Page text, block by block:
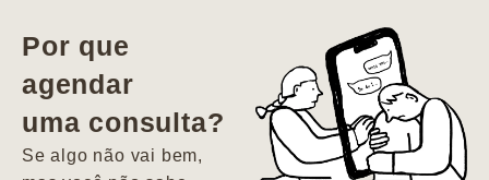
vida. Ela me
encontrou num
estado misto de
depressão e
agitação com
pensamentos
Por que
agendar
uma consulta?
Se algo não vai bem,